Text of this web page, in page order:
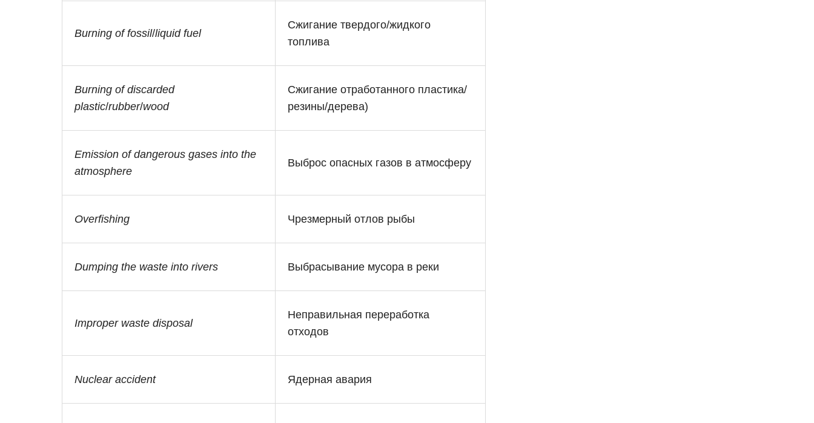
Burning of fossil/liquid fuel
Сжигание твердого/жидкого
топлива
Burning of discarded
plastic/rubber/wood
Сжигание отработанного пластика/
резины/дерева)
Emission of dangerous gases into the
atmosphere
Выброс опасных газов в атмосферу
Overfishing Чрезмерный отлов рыбы
Dumping the waste into rivers Выбрасывание мусора в реки
Improper waste disposal
Неправильная переработка
отходов
Nuclear accident Ядерная авария